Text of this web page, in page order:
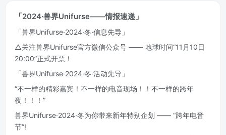
「2024·兽界Unifurse——情报速递」
「兽界Unifurse·2024·冬·信息先导」
△关注兽界Unifurse官方微信公众号 —— 地球时间“11月10日
20:00”正式开票！
「兽界Unifurse·2024·冬·活动先导」
“不一样的精彩嘉宾！不一样的电音现场！！不一样的跨年
夜！！！”
兽界Unifurse·2024·冬为你带来新年特别企划 —— “跨年电音
节”!